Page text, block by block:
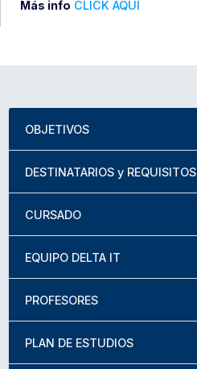
Más info CLICK AQUÍ
OBJETIVOS
DESTINATARIOS y REQUISITOS
CURSADO
EQUIPO DELTA IT
PROFESORES
PLAN DE ESTUDIOS